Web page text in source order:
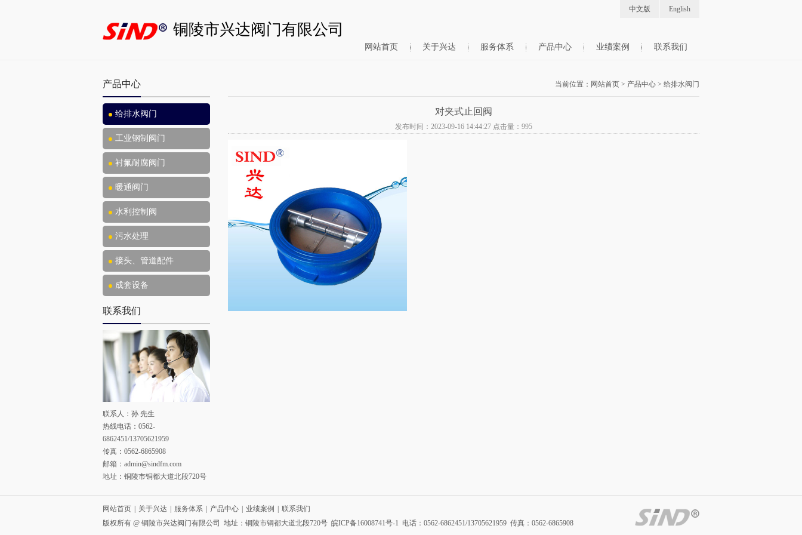
中文版 English
铜陵市兴达阀门有限公司
网站首页 关于兴达 服务体系 产品中心 业绩案例 联系我们
产品中心
给排水阀门
工业钢制阀门
衬氟耐腐阀门
暖通阀门
水利控制阀
污水处理
接头、管道配件
成套设备
联系我们
联系人：孙 先生
热线电话：0562-
6862451/13705621959
传真：0562-6865908
邮箱： admin@sindfm.com
地址：铜陵市铜都大道北段720号
当前位置： 网站首页 > 产品中心 > 给排水阀门
对夹式止回阀
发布时间：2023-09-16 14:44:27 点击量： 995
网站首页 | 关于兴达 | 服务体系 | 产品中心 | 业绩案例 | 联系我们
版权所有 @ 铜陵市兴达阀门有限公司 地址：铜陵市铜都大道北段720号 皖ICP备16008741号-1 电话：0562-6862451/13705621959 传真：0562-6865908